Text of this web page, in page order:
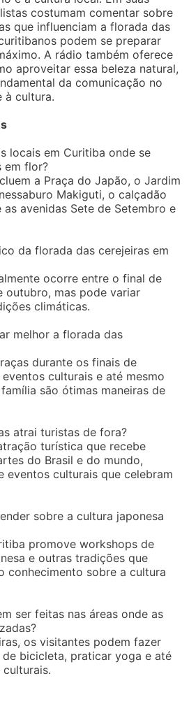
costumam comentar sobre
que influenciam a florada das
podem se preparar
A rádio também oferece
aproveitar essa beleza natural,
da comunicação no
à cultura.
locais em Curitiba onde se
em flor?
a Praça do Japão, o Jardim
Makiguti, o calçadão
avenidas Sete de Setembro e
da florada das cerejeiras em
ocorre entre o final de
outubro, mas pode variar
climáticas.
melhor a florada das
durante os finais de
culturais e até mesmo
são ótimas maneiras de
atrai turistas de fora?
turística que recebe
do Brasil e do mundo,
eventos culturais que celebram
sobre a cultura japonesa
promove workshops de
e outras tradições que
conhecimento sobre a cultura
ser feitas nas áreas onde as
os visitantes podem fazer
de bicicleta, praticar yoga e até